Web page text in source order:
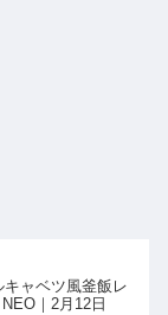
キャベツ風釜飯レ
｜2月12日